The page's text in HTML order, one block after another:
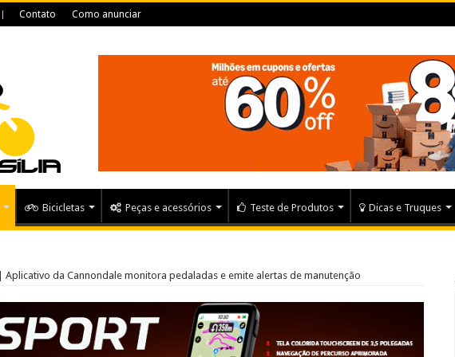
Contato Como anunciar
Bicicletas Peças e acessórios Teste de Produtos Dicas e Truques
Aplicativo da Cannondale monitora pedaladas e emite alertas de manutenção